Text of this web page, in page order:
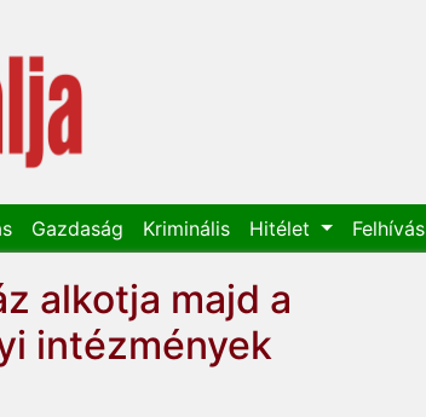
Gazdaság Kriminális Hitélet Felhívás
alkotja majd a
intézmények